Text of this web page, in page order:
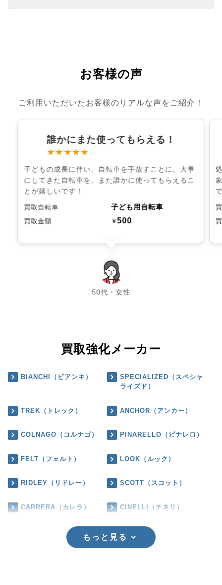
お客様の声
ご利用いただいたお客様のリアルな声をご紹介！
誰かにまた使ってもらえる！
★★★★★
子どもの成長に伴い、自転車を手放すことに。大事
にしてきた自転車を、また誰かに使ってもらえるこ
とが嬉しいです！
買取自転車 子ども用自転車
買取金額 ￥500
50代・女性
chevron_left chevron_right
買取強化メーカー
BIANCHI（ビアンキ）
SPECIALIZED（スペシャ
ライズド）
TREK（トレック） ANCHOR（アンカー）
COLNAGO（コルナゴ） PINARELLO（ピナレロ）
FELT（フェルト） LOOK（ルック）
RIDLEY（リドレー） SCOTT（スコット）
CARRERA（カレラ） CINELLI（チネリ）
もっと見る